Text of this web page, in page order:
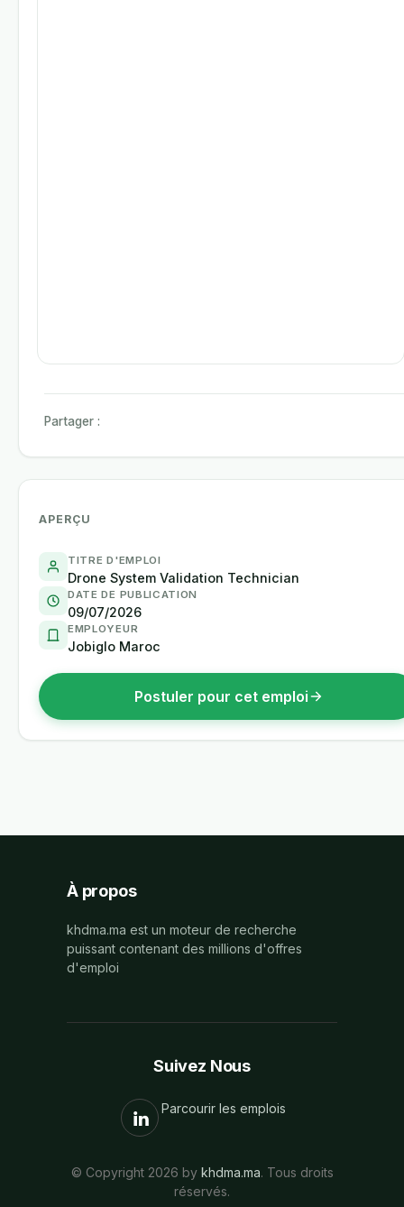
Partager :
APERÇU
TITRE D'EMPLOI
Drone System Validation Technician
DATE DE PUBLICATION
09/07/2026
EMPLOYEUR
Jobiglo Maroc
Postuler pour cet emploi
À propos
khdma.ma est un moteur de recherche
puissant contenant des millions d'offres
d'emploi
Suivez Nous
Parcourir les emplois
© Copyright 2026 by khdma.ma. Tous droits
réservés.